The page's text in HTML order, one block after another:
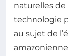
naturelles
technologie
au sujet de